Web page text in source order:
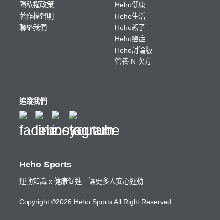
Heho Sports
運動知識 x 健康促進 讓更多人安心運動
Copyright ©2026 Heho Sports All Right Reserved.
隱私權政策
著作權聲明
聯絡我們
Heho健康
Heho生活
Heho親子
Heho癌症
Heho討論版
營養 N 次方
追蹤我們